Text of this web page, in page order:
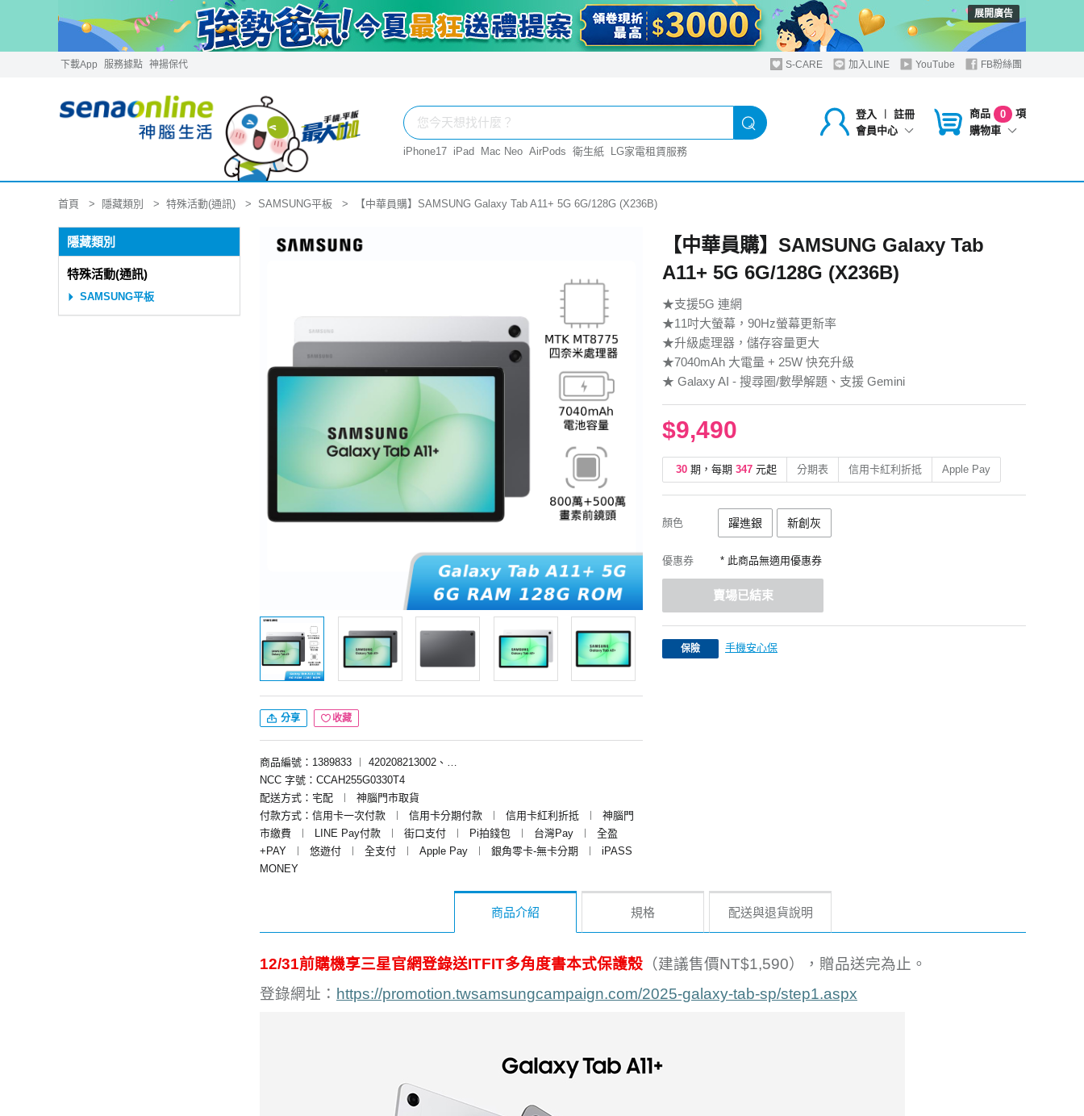
展開廣告
下載App 服務據點 神揚保代 S-CARE 加入LINE YouTube FB粉絲團
登入 ︱
註冊
會員中心
商品 0
項
購物車
iPhone17 iPad Mac Neo AirPods 衛生紙 LG家電租賃服務
首頁 隱藏類別 特殊活動(通訊) SAMSUNG平板 【中華員購】SAMSUNG Galaxy Tab A11+ 5G 6G/128G (X236B)
隱藏類別
特殊活動(通訊)
SAMSUNG平板
分享 收藏
商品編號：1389833
420208213002、420208218002
NCC 字號：CCAH255G0330T4
配送方式：宅配
神腦門市取貨
付款方式：信用卡一次付款
信用卡分期付款 信用卡紅利折抵
神腦門
市繳費
LINE Pay付款 街口支付 Pi拍錢包 台灣Pay
全盈
+PAY
悠遊付 全支付 Apple Pay 銀角零卡-無卡分期
iPASS
MONEY
【中華員購】SAMSUNG Galaxy Tab
A11+ 5G 6G/128G (X236B)
★支援5G 連網
★11吋大螢幕，90Hz螢幕更新率
★升級處理器，儲存容量更大
★7040mAh 大電量 + 25W 快充升級
★ Galaxy AI - 搜尋圈/數學解題、支援 Gemini
$9,490
30 期，每期 347 元起 分期表 信用卡紅利折抵 Apple Pay
顏色 躍進銀 新創灰
優惠券 * 此商品無適用優惠券
賣場已結束
保險 手機安心保
商品介紹 規格 配送與退貨說明
12/31前購機享三星官網登錄送ITFIT多角度書本式保護殼 （建議售價NT$1,590），贈品送完為止。
登錄網址： https://promotion.twsamsungcampaign.com/2025-galaxy-tab-sp/step1.aspx